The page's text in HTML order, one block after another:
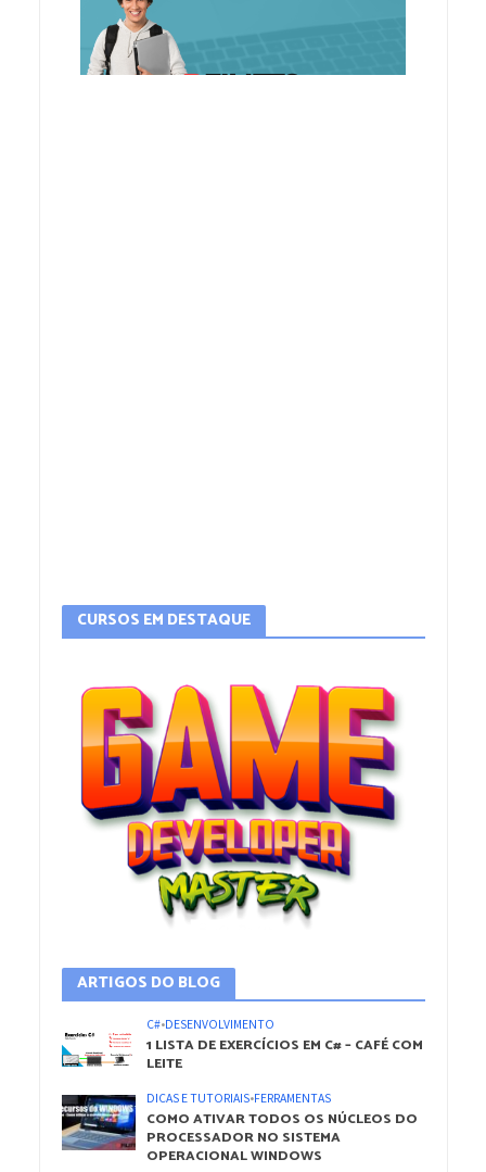
CURSOS EM DESTAQUE
ARTIGOS DO BLOG
C#•DESENVOLVIMENTO
1 LISTA DE EXERCÍCIOS EM C# – CAFÉ COM
LEITE
DICAS E TUTORIAIS•FERRAMENTAS
COMO ATIVAR TODOS OS NÚCLEOS DO
PROCESSADOR NO SISTEMA
OPERACIONAL WINDOWS